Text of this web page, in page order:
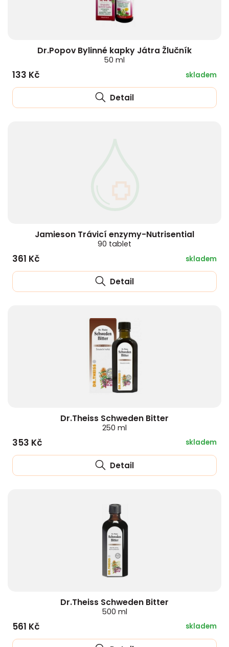
Dr.Popov Bylinné kapky Játra Žlučník
50 ml
133 Kč skladem
Detail
Jamieson Trávicí enzymy-Nutrisential
90 tablet
361 Kč skladem
Detail
Dr.Theiss Schweden Bitter
250 ml
353 Kč skladem
Detail
Dr.Theiss Schweden Bitter
500 ml
561 Kč skladem